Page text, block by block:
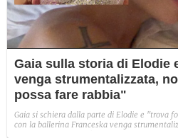
Gaia sulla storia di Elodie
venga strumentalizzata,
possa fare rabbia"
Gaia si schiera dalla parte di Elodie e "trova
con la ballerina Franceska venga